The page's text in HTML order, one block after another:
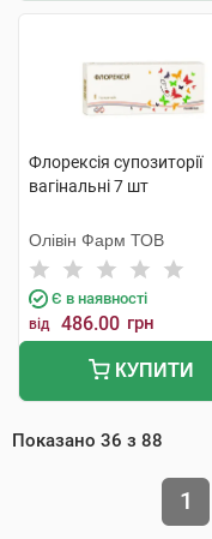
Флорексія супозиторії
вагінальні 7 шт
Олівін Фарм ТОВ
Є в наявності
від 486.00 грн
КУПИТИ
Показано 36 з 88
1